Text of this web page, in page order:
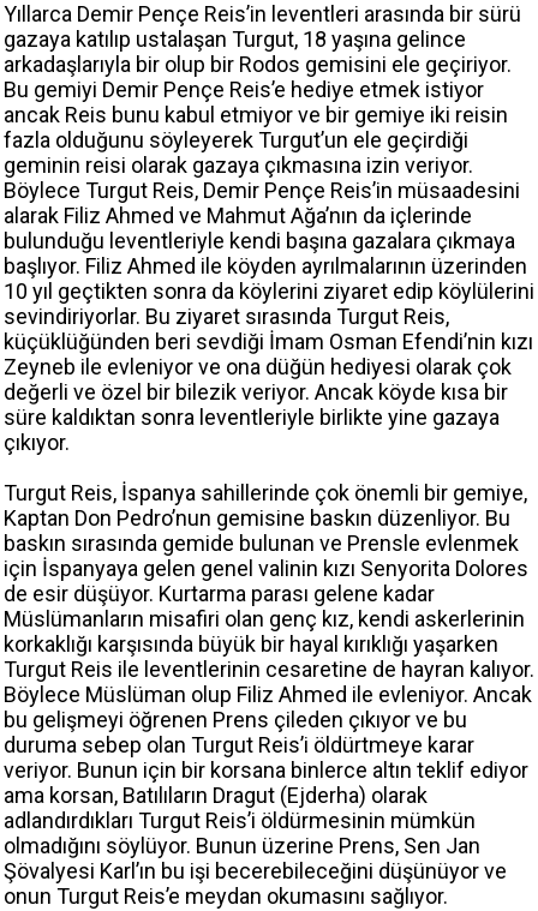
Yıllarca Demir Pençe Reis’in leventleri arasında bir sürü
gazaya katılıp ustalaşan Turgut, 18 yaşına gelince
arkadaşlarıyla bir olup bir Rodos gemisini ele geçiriyor.
Bu gemiyi Demir Pençe Reis’e hediye etmek istiyor
ancak Reis bunu kabul etmiyor ve bir gemiye iki reisin
fazla olduğunu söyleyerek Turgut’un ele geçirdiği
geminin reisi olarak gazaya çıkmasına izin veriyor.
Böylece Turgut Reis, Demir Pençe Reis’in müsaadesini
alarak Filiz Ahmed ve Mahmut Ağa’nın da içlerinde
bulunduğu leventleriyle kendi başına gazalara çıkmaya
başlıyor. Filiz Ahmed ile köyden ayrılmalarının üzerinden
10 yıl geçtikten sonra da köylerini ziyaret edip köylülerini
sevindiriyorlar. Bu ziyaret sırasında Turgut Reis,
küçüklüğünden beri sevdiği İmam Osman Efendi’nin kızı
Zeyneb ile evleniyor ve ona düğün hediyesi olarak çok
değerli ve özel bir bilezik veriyor. Ancak köyde kısa bir
süre kaldıktan sonra leventleriyle birlikte yine gazaya
çıkıyor.
Turgut Reis, İspanya sahillerinde çok önemli bir gemiye,
Kaptan Don Pedro’nun gemisine baskın düzenliyor. Bu
baskın sırasında gemide bulunan ve Prensle evlenmek
için İspanyaya gelen genel valinin kızı Senyorita Dolores
de esir düşüyor. Kurtarma parası gelene kadar
Müslümanların misafiri olan genç kız, kendi askerlerinin
korkaklığı karşısında büyük bir hayal kırıklığı yaşarken
Turgut Reis ile leventlerinin cesaretine de hayran kalıyor.
Böylece Müslüman olup Filiz Ahmed ile evleniyor. Ancak
bu gelişmeyi öğrenen Prens çileden çıkıyor ve bu
duruma sebep olan Turgut Reis’i öldürtmeye karar
veriyor. Bunun için bir korsana binlerce altın teklif ediyor
ama korsan, Batılıların Dragut (Ejderha) olarak
adlandırdıkları Turgut Reis’i öldürmesinin mümkün
olmadığını söylüyor. Bunun üzerine Prens, Sen Jan
Şövalyesi Karl’ın bu işi becerebileceğini düşünüyor ve
onun Turgut Reis’e meydan okumasını sağlıyor.